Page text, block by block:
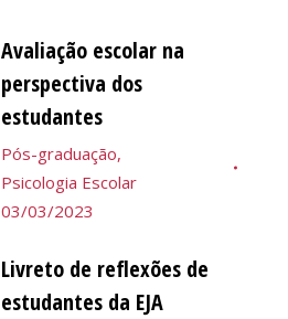
Avaliação escolar na
perspectiva dos
estudantes
Pós-graduação,
Psicologia Escolar
03/03/2023
Livreto de reflexões de
estudantes da EJA